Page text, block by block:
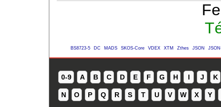
BS8723-5 DC MADS SKOS-Core VDEX XTM Zthes JSON
0-9 A B C D E F G H I J K
N O P Q R S T U V W X Y